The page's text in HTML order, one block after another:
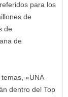
para los
de
de
de
«UNA
dentro del Top